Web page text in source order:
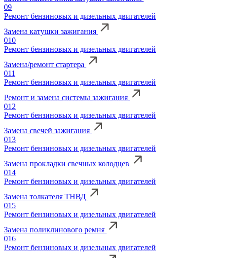
09
Ремонт бензиновых и дизельных двигателей
Замена катушки зажигания
010
Ремонт бензиновых и дизельных двигателей
Замена/ремонт стартера
011
Ремонт бензиновых и дизельных двигателей
Ремонт и замена системы зажигания
012
Ремонт бензиновых и дизельных двигателей
Замена свечей зажигания
013
Ремонт бензиновых и дизельных двигателей
Замена прокладки свечных колодцев
014
Ремонт бензиновых и дизельных двигателей
Замена толкателя ТНВД
015
Ремонт бензиновых и дизельных двигателей
Замена поликлинового ремня
016
Ремонт бензиновых и дизельных двигателей